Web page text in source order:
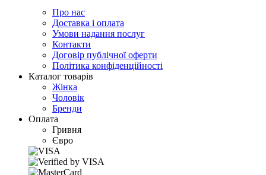
Про нас
Доставка і оплата
Умови надання послуг
Контакти
Договір публічної оферти
Політика конфіденційності
Каталог товарів
Жінка
Чоловік
Бренди
Оплата
Гривня
Євро